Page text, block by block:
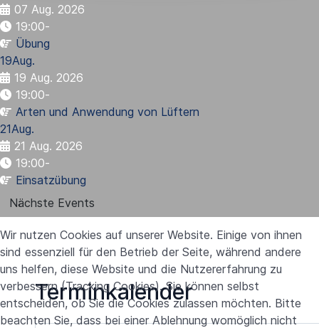
07 Aug. 2026
19:00-
Übung
19Aug.
19 Aug. 2026
19:00-
Arten und Anwendung von Lüftern
21Aug.
21 Aug. 2026
19:00-
Einsatzübung
Nächste Events
Terminkalender
Wir nutzen Cookies auf unserer Website. Einige von ihnen
sind essenziell für den Betrieb der Seite, während andere
uns helfen, diese Website und die Nutzererfahrung zu
verbessern (Tracking Cookies). Sie können selbst
entscheiden, ob Sie die Cookies zulassen möchten. Bitte
beachten Sie, dass bei einer Ablehnung womöglich nicht